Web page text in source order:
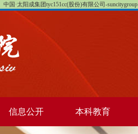
中国·太阳成集团tyc151cc(股份)有限公司-suncitygroup
信息公开 本科教育